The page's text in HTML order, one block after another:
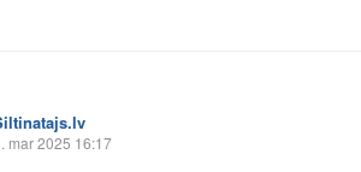
mar 2025 16:17